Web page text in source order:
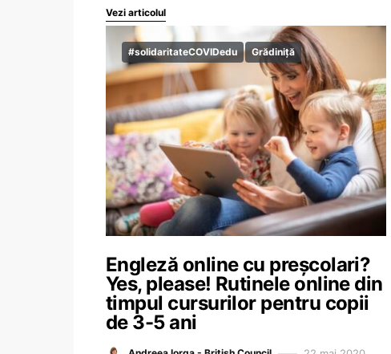
Vezi articolul
#solidaritateCOVIDedu Grădiniță
Engleză online cu preșcolari?
Yes, please! Rutinele online din
timpul cursurilor pentru copii
de 3-5 ani